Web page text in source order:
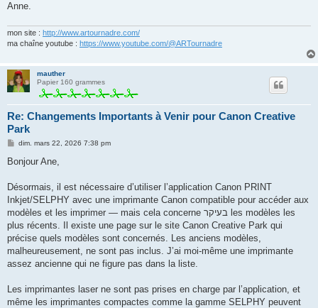
Anne.
mon site : http://www.artournadre.com/
ma chaîne youtube : https://www.youtube.com/@ARTournadre
mauther
Papier 160 grammes
Re: Changements Importants à Venir pour Canon Creative
Park
M
s
g
dim. mars 22, 2026 7:38 pm
Bonjour Ane,
Désormais, il est nécessaire d’utiliser l’application Canon PRINT
Inkjet/SELPHY avec une imprimante Canon compatible pour accéder aux
modèles et les imprimer — mais cela concerne בעיקר les modèles les
plus récents. Il existe une page sur le site Canon Creative Park qui
précise quels modèles sont concernés. Les anciens modèles,
malheureusement, ne sont pas inclus. J’ai moi-même une imprimante
assez ancienne qui ne figure pas dans la liste.
Les imprimantes laser ne sont pas prises en charge par l’application, et
même les imprimantes compactes comme la gamme SELPHY peuvent